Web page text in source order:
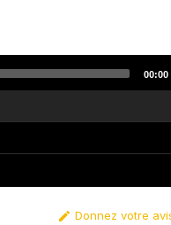
00:00
 Donnez votre